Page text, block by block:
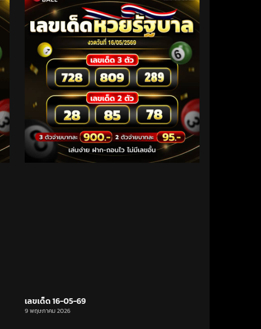
เลขเด็ด 16-05-69
9 พฤษภาคม 2026